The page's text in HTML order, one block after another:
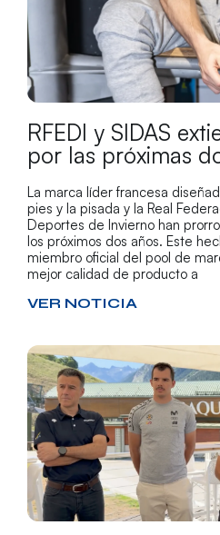
RFEDI y SIDAS
por las próximas
La marca líder francesa
pies y la pisada y la Real
Deportes de Invierno han
los próximos dos años. Este
miembro oficial del pool de
mejor calidad de producto a
VER NOTICIA